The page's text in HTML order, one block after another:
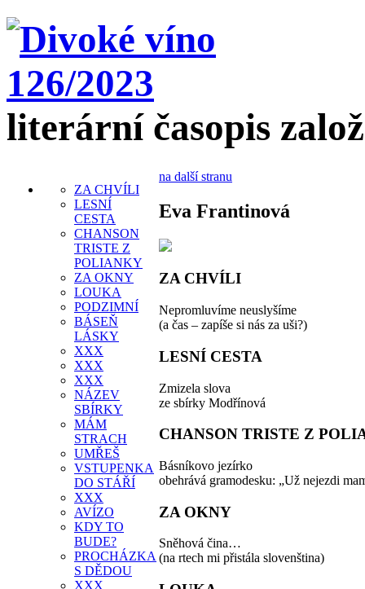
literární časopis
ZA CHVÍLI
LESNÍ
CESTA
CHANSON
TRISTE Z
POLIANKY
ZA OKNY
LOUKA
PODZIMNÍ
BÁSEŇ
LÁSKY
XXX
XXX
XXX
NÁZEV
SBÍRKY
MÁM
STRACH
UMŘEŠ
VSTUPENKA
DO STÁŘÍ
XXX
AVÍZO
KDY TO
BUDE?
PROCHÁZKA
S DĚDOU
XXX
na další stranu
Eva Frantinová
ZA CHVÍLI
Nepromluvíme neuslyšíme
(a čas – zapíše si nás za uši?)
LESNÍ CESTA
Zmizela slova
ze sbírky Modřínová
CHANSON TRISTE Z
Básníkovo jezírko
obehrává gramodesku: „Už nejezdi
ZA OKNY
Sněhová čina…
(na rtech mi přistála slovenština)